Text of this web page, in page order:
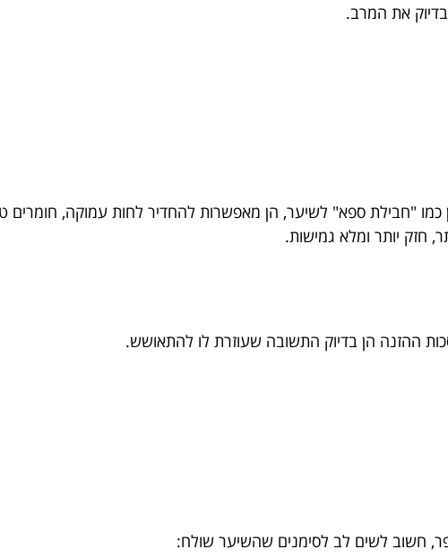
את המרב.
"חבילת ספא" לשיער, הן מאפשרות להחדיר לחות עמוקה, חומרים
חזק יותר ומלא גמישות.
ההזנה הן בדיוק התשובה שעוזרת לו להתאושש.
חשוב לשים לב לסימנים שהשיער שולח: